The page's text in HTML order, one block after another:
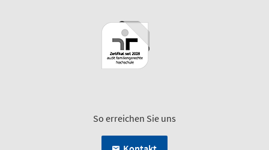
So erreichen Sie uns